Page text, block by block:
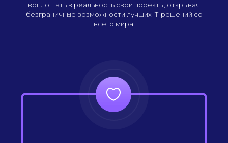
воплощать в реальность свои проекты, открывая
безграничные возможности лучших IT-решений со
всего мира.